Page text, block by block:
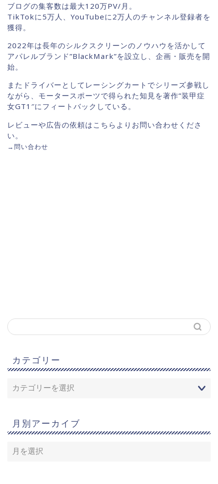
ブログの集客数は最大120万PV/月。
TikTokに5万人、YouTubeに2万人のチャンネル登録者を
獲得。
2022年は長年のシルクスクリーンのノウハウを活かして
アパレルブランド”BlackMark”を設立し、企画・販売を開
始。
またドライバーとしてレーシングカートでシリーズ参戦し
ながら、モータースポーツで得られた知見を著作”装甲症
女GT1″にフィートバックしている。
レビューや広告の依頼はこちらよりお問い合わせくださ
い。
→問い合わせ
カテゴリー
月別アーカイブ